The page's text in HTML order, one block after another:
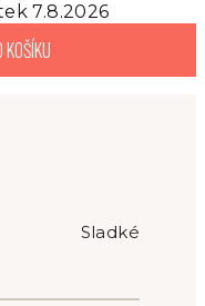
7.8.2026
KOŠÍKU
Sladké